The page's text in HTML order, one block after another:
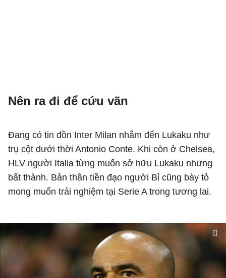
Nên ra đi để cứu vãn
Đang có tin đồn Inter Milan nhắm đến Lukaku như
trụ cột dưới thời Antonio Conte. Khi còn ở Chelsea,
HLV người Italia từng muốn sở hữu Lukaku nhưng
bất thành. Bản thân tiền đạo người Bỉ cũng bày tỏ
mong muốn trải nghiệm tại Serie A trong tương lai.